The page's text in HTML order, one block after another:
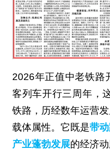
2026年正值中老铁路
客列车开行三周年，
铁路，历经数年运营
载体属性。它既是带
产业蓬勃发展的经济